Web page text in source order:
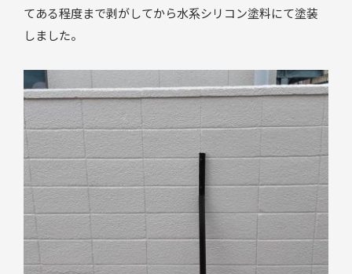
てある程度まで剥がしてから水系シリコン塗料にて塗装
しました。